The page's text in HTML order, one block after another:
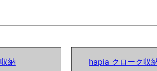
収納 hapia クローク収